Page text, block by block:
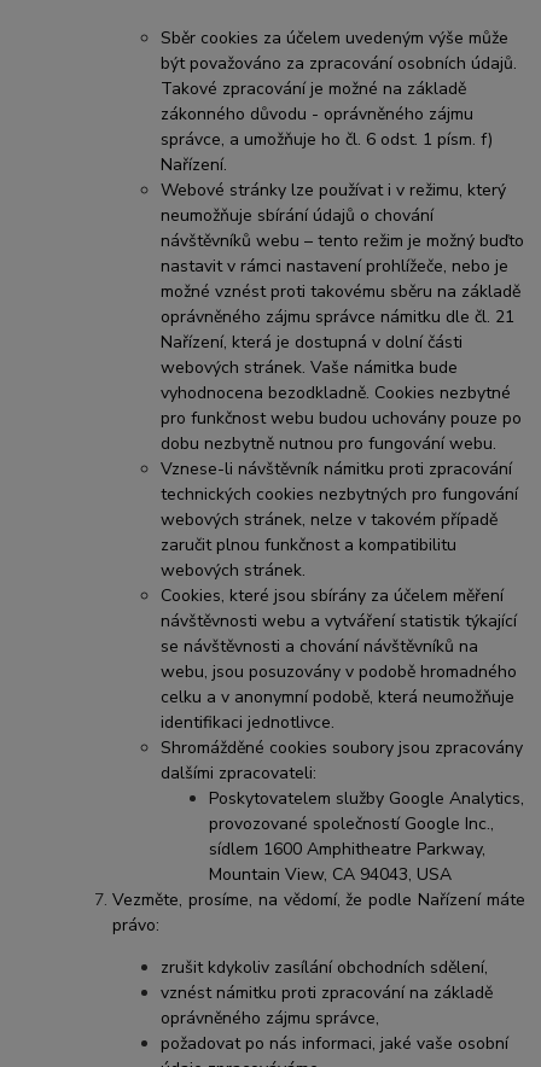
Sběr cookies za účelem uvedeným výše může
být považováno za zpracování osobních údajů.
Takové zpracování je možné na základě
zákonného důvodu - oprávněného zájmu
správce, a umožňuje ho čl. 6 odst. 1 písm. f)
Nařízení.
Webové stránky lze používat i v režimu, který
neumožňuje sbírání údajů o chování
návštěvníků webu – tento režim je možný buďto
nastavit v rámci nastavení prohlížeče, nebo je
možné vznést proti takovému sběru na základě
oprávněného zájmu správce námitku dle čl. 21
Nařízení, která je dostupná v dolní části
webových stránek. Vaše námitka bude
vyhodnocena bezodkladně. Cookies nezbytné
pro funkčnost webu budou uchovány pouze po
dobu nezbytně nutnou pro fungování webu.
Vznese-li návštěvník námitku proti zpracování
technických cookies nezbytných pro fungování
webových stránek, nelze v takovém případě
zaručit plnou funkčnost a kompatibilitu
webových stránek.
Cookies, které jsou sbírány za účelem měření
návštěvnosti webu a vytváření statistik týkající
se návštěvnosti a chování návštěvníků na
webu, jsou posuzovány v podobě hromadného
celku a v anonymní podobě, která neumožňuje
identifikaci jednotlivce.
Shromážděné cookies soubory jsou zpracovány
dalšími zpracovateli:
Poskytovatelem služby Google Analytics,
provozované společností Google Inc.,
sídlem 1600 Amphitheatre Parkway,
Mountain View, CA 94043, USA
Vezměte, prosíme, na vědomí, že podle Nařízení máte
právo:
zrušit kdykoliv zasílání obchodních sdělení,
vznést námitku proti zpracování na základě
oprávněného zájmu správce,
požadovat po nás informaci, jaké vaše osobní